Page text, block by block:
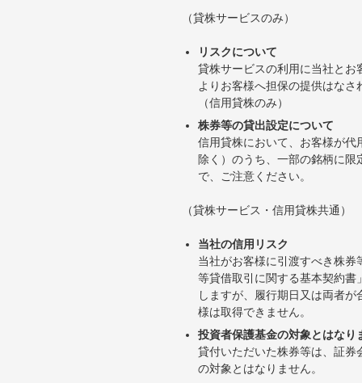
（貸株サービスのみ）
リスクについて
貸株サービスの利用に当社と
よりお客様へ担保の提供はな
（信用貸株のみ）
株券等の貸出設定について
信用貸株において、お客様が
除く）のうち、一部の銘柄に
で、ご注意ください。
（貸株サービス・信用貸株共通）
当社の信用リスク
当社がお客様に引渡すべき株
等貸借取引に関する基本契約
しますが、履行期日又は両者
様は取得できません。
投資者保護基金の対象とはなり
貸付いただいた株券等は、証
の対象とはなりません。